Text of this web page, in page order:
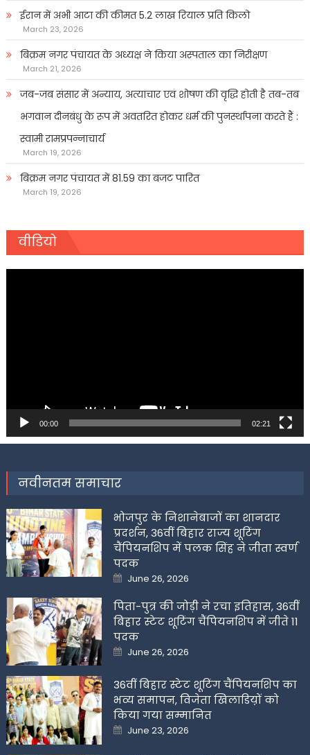
ईरान में अभी आटा की कीमत 5.2 लाख रियाल प्रति किलो
March 23, 2026
बिक्रम नगर पंचायत के अध्यक्ष ने किया अस्पताल का निरीक्षण
March 21, 2026
जब-जब संसार में अन्याय, अत्याचार एवं शोषण की वृद्धि होती है तब-तब
भगवान दीनबंधु के रूप में अवतरित होकर धर्म की पुनर्स्थापना करते हैं :
स्वामी रामप्रपन्नाचार्य
March 19, 2026
बिक्रम नगर पंचायत में 81.59 का बजट पारित
March 19, 2026
वीडियो
00:00 02:21
नवीनतम समाचार
भोजपुर के निशानेबाजों का शानदार
प्रदर्शन, 36वीं बिहार राज्य शूटिंग
चैंपियनशिप में पलक सिंह ने जीता स्वर्ण
पदक
Posted
on
June 26, 2026
पिता-पुत्र की जोड़ी ने रचा इतिहास, 36वीं
बिहार स्टेट शूटिंग चैंपियनशिप में जीते 11
पदक
Posted
on
June 26, 2026
36वीं बिहार स्टेट शूटिंग चैंपियनशिप का
भव्य समापन, विजेता खिलाडिय़ों को
किया गया सम्मानित
Posted
on
June 23, 2026